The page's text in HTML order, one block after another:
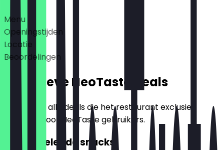
Deals
Menu
Openingstijden
Locatie
Beoordelingen
Exclusieve NeoTaste Deals
Hier vind je alle deals die het restaurant exclusief
aanbiedt voor NeoTaste gebruikers.
2voor1 Belegde snacks